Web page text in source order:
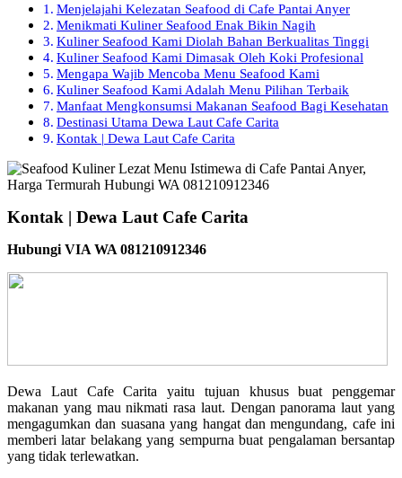
Menjelajahi Kelezatan Seafood di Cafe Pantai Anyer
Menikmati Kuliner Seafood Enak Bikin Nagih
Kuliner Seafood Kami Diolah Bahan Berkualitas Tinggi
Kuliner Seafood Kami Dimasak Oleh Koki Profesional
Mengapa Wajib Mencoba Menu Seafood Kami
Kuliner Seafood Kami Adalah Menu Pilihan Terbaik
Manfaat Mengkonsumsi Makanan Seafood Bagi Kesehatan
Destinasi Utama Dewa Laut Cafe Carita
Kontak | Dewa Laut Cafe Carita
Kontak | Dewa Laut Cafe Carita
Hubungi VIA WA 081210912346
Dewa Laut Cafe Carita yaitu tujuan khusus buat penggemar
makanan yang mau nikmati rasa laut. Dengan panorama laut yang
mengagumkan dan suasana yang hangat dan mengundang, cafe ini
memberi latar belakang yang sempurna buat pengalaman bersantap
yang tidak terlewatkan.